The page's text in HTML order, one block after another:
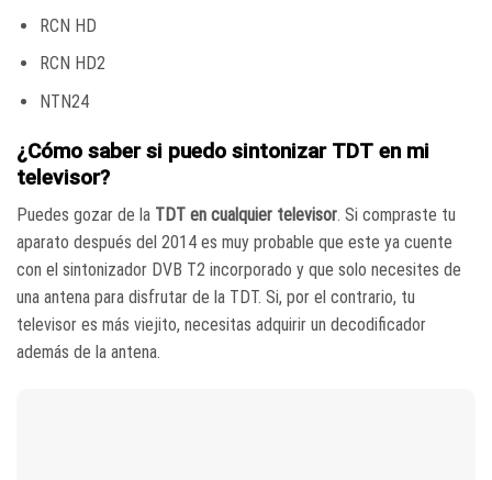
RCN HD
RCN HD2
NTN24
¿Cómo saber si puedo sintonizar TDT en mi
televisor?
Puedes gozar de la TDT en cualquier televisor. Si compraste tu
aparato después del 2014 es muy probable que este ya cuente
con el sintonizador DVB T2 incorporado y que solo necesites de
una antena para disfrutar de la TDT. Si, por el contrario, tu
televisor es más viejito, necesitas adquirir un decodificador
además de la antena.